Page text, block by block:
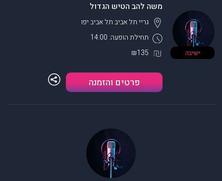
ישיבה
משה להב הטיש הגדול
תחילת הופעה: 14:00
גריי תל אביבתל אביב יפו
₪135
פרטים והזמנה